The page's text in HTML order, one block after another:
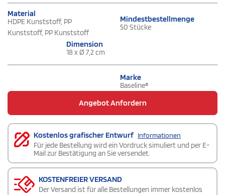
Material
HDPE Kunststoff, PP
Kunststoff, PP Kunststoff
Mindestbestellmenge
50 Stücke
Dimension
18 x Ø 7,2 cm
Marke
Baseline®
Angebot Anfordern
Kostenlos grafischer Entwurf Informationen
Für jede Bestellung wird ein Vordruck simuliert und per E-
Mail zur Bestätigung an Sie versendet.
KOSTENFREIER VERSAND
Der Versand ist für alle Bestellungen immer kostenlos